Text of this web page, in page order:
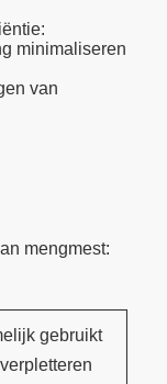
minimaliseren
van
mengmest:
gebruikt